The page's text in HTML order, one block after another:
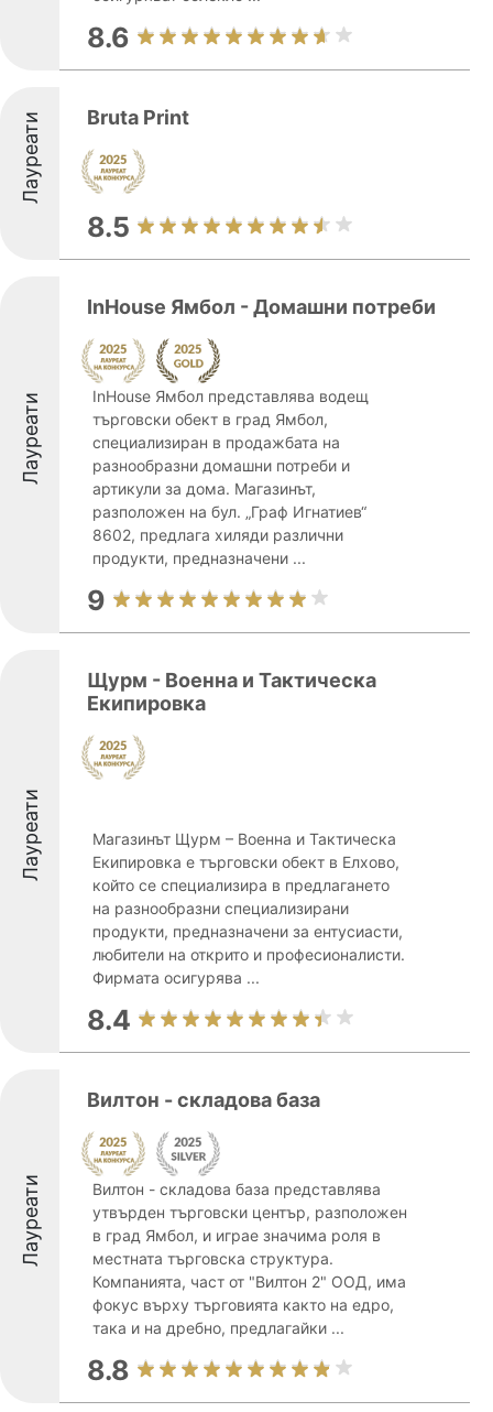
8.6
Лауреати Bruta Print
8.5
Лауреати
InHouse Ямбол - Домашни потреби
InHouse Ямбол представлява водещ
търговски обект в град Ямбол,
специализиран в продажбата на
разнообразни домашни потреби и
артикули за дома. Магазинът,
разположен на бул. „Граф Игнатиев“
8602, предлага хиляди различни
продукти, предназначени ...
9
Лауреати
Щурм - Военна и Тактическа
Екипировка
Магазинът Щурм – Военна и Тактическа
Екипировка е търговски обект в Елхово,
който се специализира в предлагането
на разнообразни специализирани
продукти, предназначени за ентусиасти,
любители на открито и професионалисти.
Фирмата осигурява ...
8.4
Лауреати
Вилтон - складова база
Вилтон - складова база представлява
утвърден търговски център, разположен
в град Ямбол, и играе значима роля в
местната търговска структура.
Компанията, част от "Вилтон 2" ООД, има
фокус върху търговията както на едро,
така и на дребно, предлагайки ...
8.8